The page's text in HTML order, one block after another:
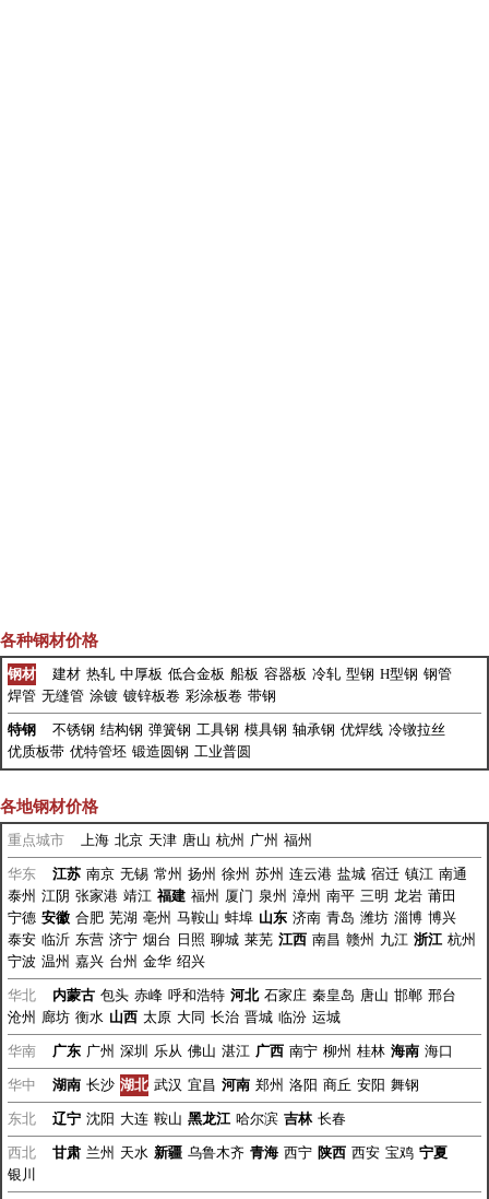
各种钢材价格
钢材 建材 热轧 中厚板 低合金板 船板 容器板 冷轧 型钢 H型钢 钢管
焊管 无缝管 涂镀 镀锌板卷 彩涂板卷 带钢
特钢 不锈钢 结构钢 弹簧钢 工具钢 模具钢 轴承钢 优焊线 冷镦拉丝
优质板带 优特管坯 锻造圆钢 工业普圆
各地钢材价格
重点城市 上海 北京 天津 唐山 杭州 广州 福州
华东 江苏 南京 无锡 常州 扬州 徐州 苏州 连云港 盐城 宿迁 镇江 南通
泰州 江阴 张家港 靖江 福建 福州 厦门 泉州 漳州 南平 三明 龙岩 莆田
宁德 安徽 合肥 芜湖 亳州 马鞍山 蚌埠 山东 济南 青岛 潍坊 淄博 博兴
泰安 临沂 东营 济宁 烟台 日照 聊城 莱芜 江西 南昌 赣州 九江 浙江 杭州
宁波 温州 嘉兴 台州 金华 绍兴
华北 内蒙古 包头 赤峰 呼和浩特 河北 石家庄 秦皇岛 唐山 邯郸 邢台
沧州 廊坊 衡水 山西 太原 大同 长治 晋城 临汾 运城
华南 广东 广州 深圳 乐从 佛山 湛江 广西 南宁 柳州 桂林 海南 海口
华中 湖南 长沙 湖北 武汉 宜昌 河南 郑州 洛阳 商丘 安阳 舞钢
东北 辽宁 沈阳 大连 鞍山 黑龙江 哈尔滨 吉林 长春
西北 甘肃 兰州 天水 新疆 乌鲁木齐 青海 西宁 陕西 西安 宝鸡 宁夏
银川